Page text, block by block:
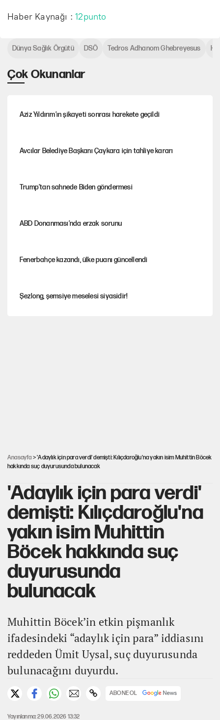
Haber Kaynağı :12punto
Çok Okunanlar
Aziz Yıldırım’ın şikayeti sonrası harekete geçildi
Avcılar Belediye Başkanı Çaykara için tahliye kararı
Trump’tan sahnede Biden göndermesi
ABD Donanması’nda erzak sorunu
Fenerbahçe kazandı, ülke puanı güncellendi
Şezlong, şemsiye meselesi siyasidir!
Dünya Sağlık Örgütü DSÖ Tedros Adhanom Ghebreyesus
Anasayfa > 'Adaylık için para verdi' demişti: Kılıçdaroğlu'na yakın isim Muhittin Böcek
hakkında suç duyurusunda bulunacak
'Adaylık için para verdi'
demişti: Kılıçdaroğlu'na
yakın isim Muhittin
Böcek hakkında suç
duyurusunda
bulunacak
Muhittin Böcek’in etkin pişmanlık
ifadesindeki “adaylık için para” iddiasını
reddeden Ümit Uysal, suç duyurusunda
bulunacağını duyurdu.
ABONE OL
Yayınlanma: 29.06.2026 13:32